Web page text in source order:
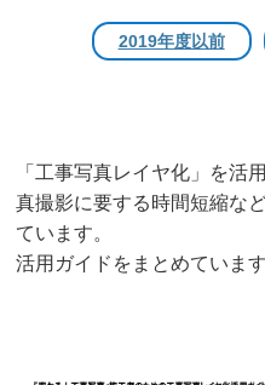
2019年度以前
「工事写真レイヤ化」を活
真撮影に要する時間短縮な
ています。
活用ガイドをまとめていま